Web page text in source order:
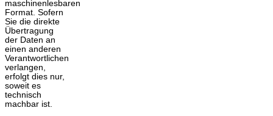
maschinenlesbaren
Format. Sofern
Sie die direkte
Übertragung
der Daten an
einen anderen
Verantwortlichen
verlangen,
erfolgt dies nur,
soweit es
technisch
machbar ist.